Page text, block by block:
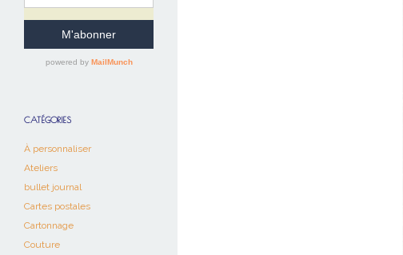
CATÉGORIES
À personnaliser
Ateliers
bullet journal
Cartes postales
Cartonnage
Couture